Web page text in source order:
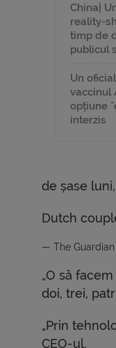
China|
reality-
timp de
publicul
Un
vaccinul
opțiune
interzis
de șase
Dutch
— The Guardian
„O să
doi, trei,
„Prin
CEO-ul.